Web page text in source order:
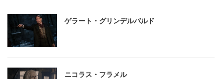
ゲラート・グリンデルバルド
ニコラス・フラメル